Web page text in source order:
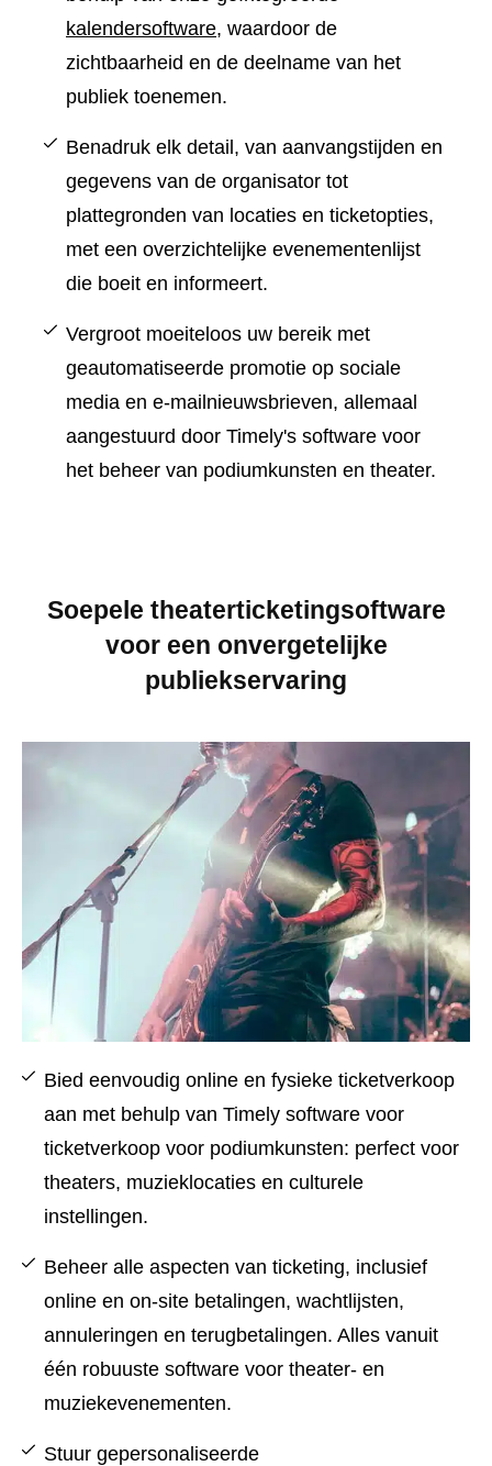
kalendersoftware, waardoor de
zichtbaarheid en de deelname van het
publiek toenemen.
Benadruk elk detail, van aanvangstijden en
gegevens van de organisator tot
plattegronden van locaties en ticketopties,
met een overzichtelijke evenementenlijst
die boeit en informeert.
Vergroot moeiteloos uw bereik met
geautomatiseerde promotie op sociale
media en e-mailnieuwsbrieven, allemaal
aangestuurd door Timely's software voor
het beheer van podiumkunsten en theater.
Soepele theaterticketingsoftware
voor een onvergetelijke
publiekservaring
Bied eenvoudig online en fysieke ticketverkoop
aan met behulp van Timely software voor
ticketverkoop voor podiumkunsten: perfect voor
theaters, muzieklocaties en culturele
instellingen.
Beheer alle aspecten van ticketing, inclusief
online en on-site betalingen, wachtlijsten,
annuleringen en terugbetalingen. Alles vanuit
één robuuste software voor theater- en
muziekevenementen.
Stuur gepersonaliseerde